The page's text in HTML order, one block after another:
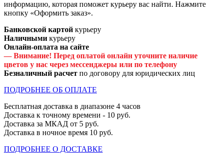
информацию, которая поможет курьеру вас найти. Нажмите
кнопку «Оформить заказ».
Банковской картой курьеру
Наличными курьеру
Онлайн-оплата на сайте
— Внимание! Перед оплатой онлайн уточните наличие
цветов у нас через мессенджеры или по телефону
Безналичный расчет по договору для юридических лиц
ПОДРОБНЕЕ ОБ ОПЛАТЕ
Бесплатная доставка в диапазоне 4 часов
Доставка к точному времени - 10 руб.
Доставка за МКАД от 5 руб.
Доставка в ночное время 10 руб.
ПОДРОБНЕЕ О ДОСТАВКЕ